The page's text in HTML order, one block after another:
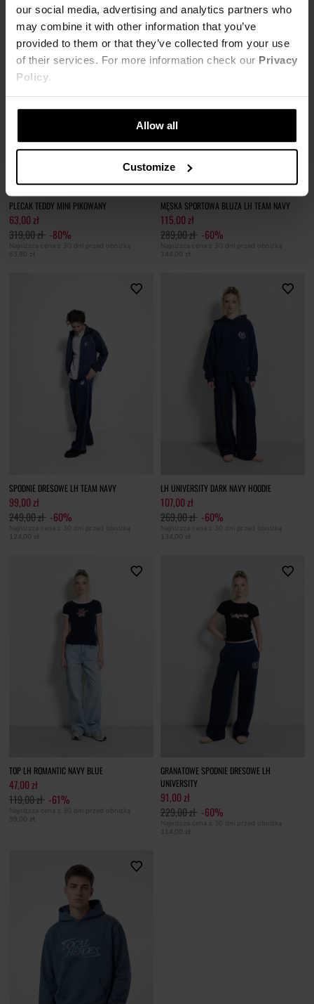
our social media, advertising and analytics partners who
may combine it with other information that you’ve
provided to them or that they’ve collected from your use
of their services. For more information check our Privacy
Policy.
Allow all
Customize
SOLD OUT
PLECAK TEDDY MINI PIKOWANY
63,00 zł
319,00 zł -80%
Najniższa cena z 30 dni przed obniżką
63,80 zł
MĘSKA SPORTOWA BLUZA LH TEAM NAVY
115,00 zł
289,00 zł -60%
Najniższa cena z 30 dni przed obniżką
144,00 zł
SPODNIE DRESOWE LH TEAM NAVY
99,00 zł
249,00 zł -60%
Najniższa cena z 30 dni przed obniżką
124,00 zł
LH UNIVERSITY DARK NAVY HOODIE
107,00 zł
269,00 zł -60%
Najniższa cena z 30 dni przed obniżką
134,00 zł
TOP LH ROMANTIC NAVY BLUE
47,00 zł
119,00 zł -61%
Najniższa cena z 30 dni przed obniżką
59,00 zł
GRANATOWE SPODNIE DRESOWE LH
UNIVERSITY
91,00 zł
229,00 zł -60%
Najniższa cena z 30 dni przed obniżką
114,00 zł